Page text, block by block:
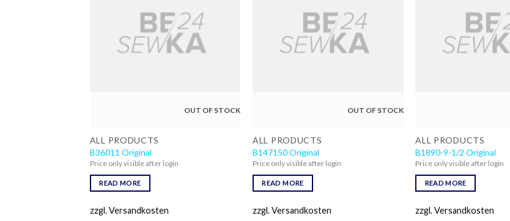
OUT OF STOCK
ALL PRODUCTS
B36011 Original
Price only visible after login
READ MORE
zzgl. Versandkosten
OUT OF STOCK
ALL PRODUCTS
B147150 Original
Price only visible after login
READ MORE
zzgl. Versandkosten
ALL PRODUCTS
B1890-9-1/2 Original
Price only visible after login
READ MORE
zzgl. Versandkosten